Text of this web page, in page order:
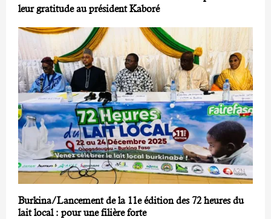
leur gratitude au président Kaboré
Burkina/Lancement de la 11e édition des 72 heures du
lait local : pour une filière forte